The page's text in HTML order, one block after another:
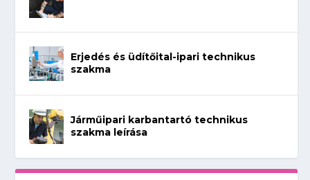
Erjedés és üdítőital-ipari technikus
szakma
Járműipari karbantartó technikus
szakma leírása